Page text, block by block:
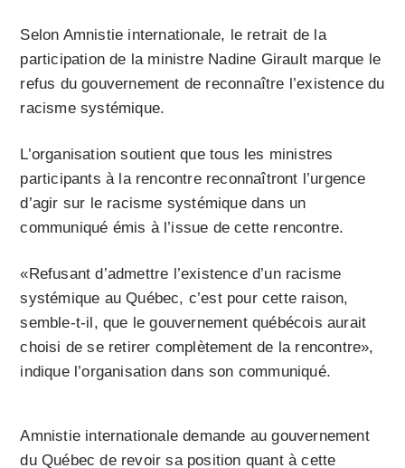
Selon Amnistie internationale, le retrait de la
participation de la ministre Nadine Girault marque le
refus du gouvernement de reconnaître l’existence du
racisme systémique.
L’organisation soutient que tous les ministres
participants à la rencontre reconnaîtront l’urgence
d’agir sur le racisme systémique dans un
communiqué émis à l’issue de cette rencontre.
«Refusant d’admettre l’existence d’un racisme
systémique au Québec, c’est pour cette raison,
semble-t-il, que le gouvernement québécois aurait
choisi de se retirer complètement de la rencontre»,
indique l’organisation dans son communiqué.
Amnistie internationale demande au gouvernement
du Québec de revoir sa position quant à cette